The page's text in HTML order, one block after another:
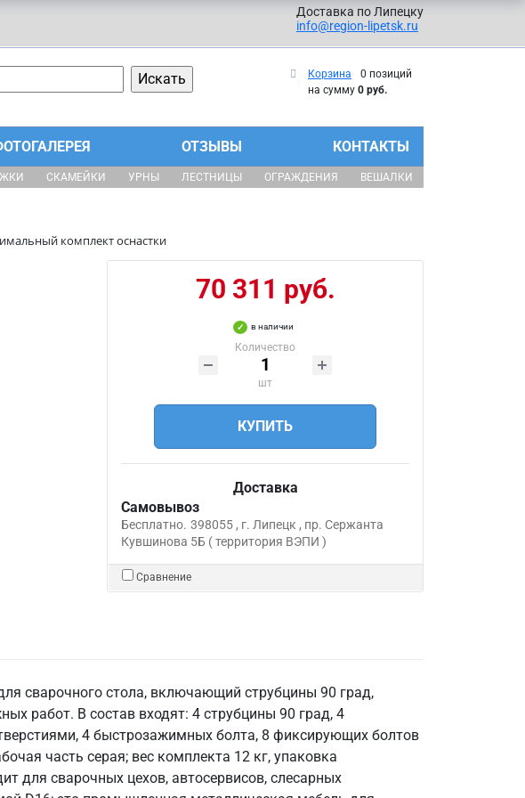
Доставка по Липецку
info@region-lipetsk.ru
Корзина
0 позиций
на сумму 0 руб.
ОТЗЫВЫ КОНТАКТЫ
СКАМЕЙКИ УРНЫ ЛЕСТНИЦЫ ОГРАЖДЕНИЯ ВЕШАЛКИ
комплект оснастки
70 311 руб.
в наличии
Количество
шт
КУПИТЬ
Доставка
Самовывоз
Бесплатно. 398055 , г. Липецк , пр. Сержанта
Кувшинова 5Б ( территория ВЭПИ )
Сравнение
сварочного стола, включающий струбцины 90 град,
работ. В состав входят: 4 струбцины 90 град, 4
4 быстрозажимных болта, 8 фиксирующих болтов
часть серая; вес комплекта 12 кг, упаковка
для сварочных цехов, автосервисов, слесарных